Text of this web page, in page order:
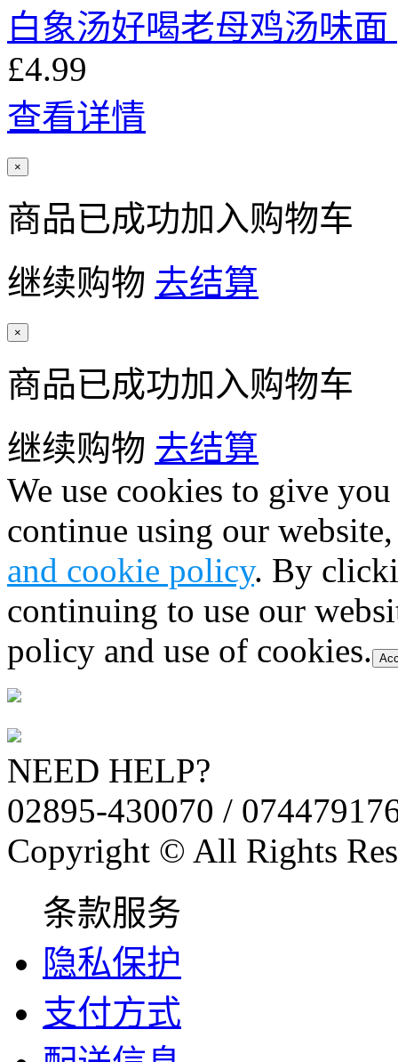
白象汤好喝老母鸡汤味面
£4.99
查看详情
×
商品已成功加入购物车
继续购物 去结算
×
商品已成功加入购物车
继续购物 去结算
We use cookies to give
continue using our
and cookie policy. By
continuing to use our
policy and use of cookies.
NEED HELP?
02895-430070 /
Copyright © All Rights
条款服务
隐私保护
支付方式